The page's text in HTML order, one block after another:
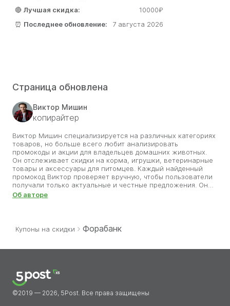
🔴 Лучшая скидка:
10000₽
⏰ Последнее обновление: 7 августа 2026
Страница обновлена
Виктор Мишин
копирайтер
Виктор Мишин специализируется на различных категориях
товаров, но больше всего любит анализировать
промокоды и акции для владельцев домашних животных.
Он отслеживает скидки на корма, игрушки, ветеринарные
товары и аксессуары для питомцев. Каждый найденный
промокод Виктор проверяет вручную, чтобы пользователи
получали только актуальные и честные предложения. Он
знает, как важно обеспечить любимцев качественными
животных должна быть не только ответственной, но и
разумно выгодной.
Об авторе
Купоны на скидки Форабанк
©2019 — 2026, 5Post. Все права защищены